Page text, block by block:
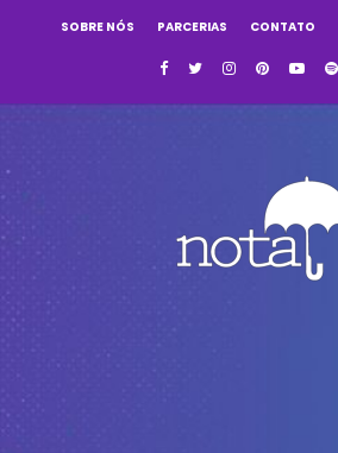
SOBRE NÓS PARCERIAS CONTATO